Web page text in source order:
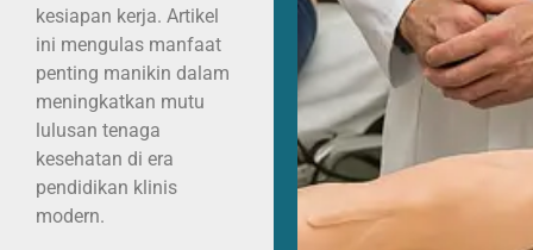
kesiapan kerja. Artikel
ini mengulas manfaat
penting manikin dalam
meningkatkan mutu
lulusan tenaga
kesehatan di era
pendidikan klinis
modern.